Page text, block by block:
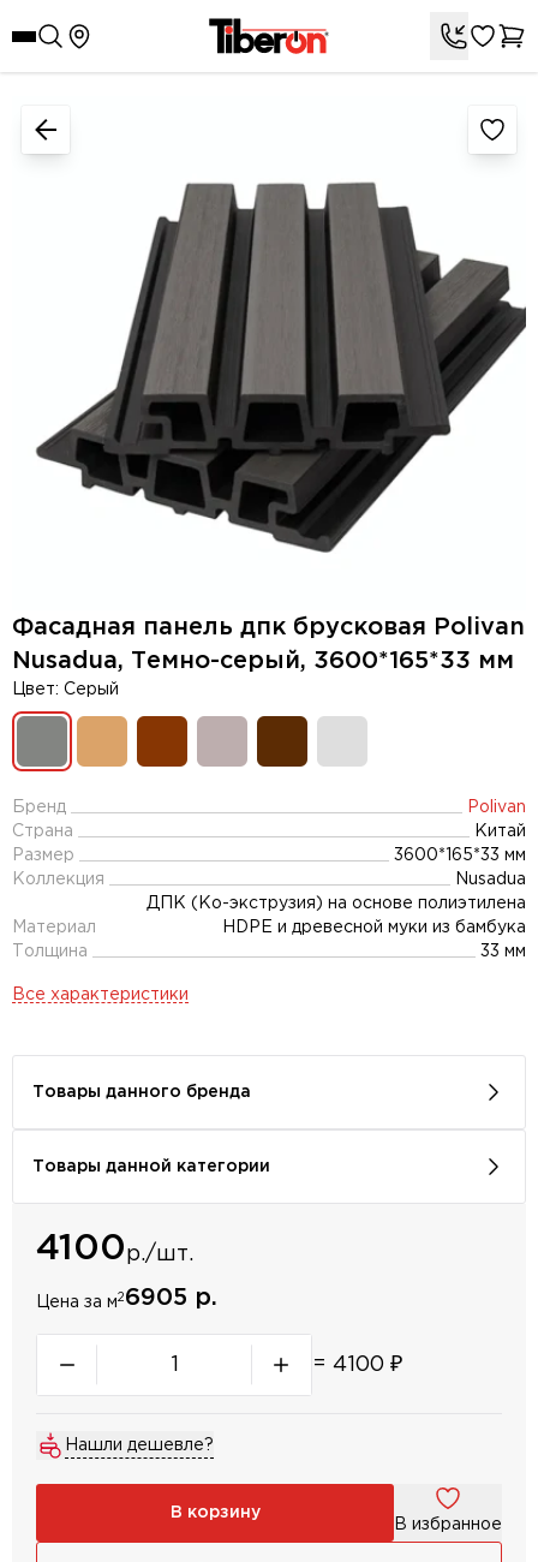
Фасадная панель дпк брусковая Polivan
Nusadua, Темно-серый, 3600*165*33 мм
Цвет: Cерый
Бренд
Polivan
Страна
Китай
Размер
3600*165*33 мм
Коллекция
Nusadua
Материал
ДПК (Ко-экструзия) на основе полиэтилена
HDPE и древесной муки из бамбука
Толщина
33 мм
Все характеристики
Товары данного бренда
Товары данной категории
4100р./шт.
Цена за м2 6905 р.
= 4100 ₽
Нашли дешевле?
В корзину
В избранное